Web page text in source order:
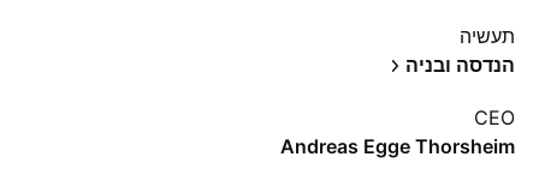
תעשיה
הנדסה ובניה
CEO
Andreas Egge Thorsheim